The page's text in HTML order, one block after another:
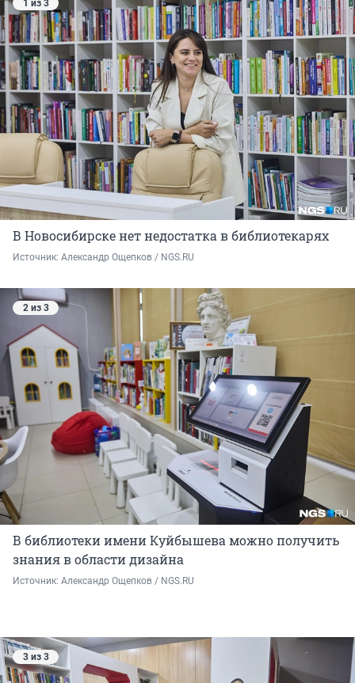
1 из 3
В Новосибирске нет недостатка в библиотекарях
Источник: Александр Ощепков / NGS.RU
2 из 3
В библиотеки имени Куйбышева можно получить
знания в области дизайна
Источник: Александр Ощепков / NGS.RU
3 из 3